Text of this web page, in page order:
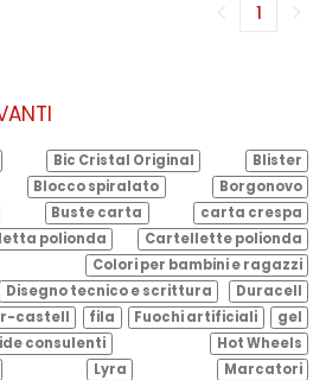
1
Bic Cristal Original
Blister
Blocco spiralato
Borgonovo
Buste carta
carta crespa
polionda
Cartellette polionda
Colori per bambini e ragazzi
Disegno tecnico e scrittura
Duracell
castell fila Fuochi artificiali
gel
consulenti
Hot Wheels
Lyra
Marcatori